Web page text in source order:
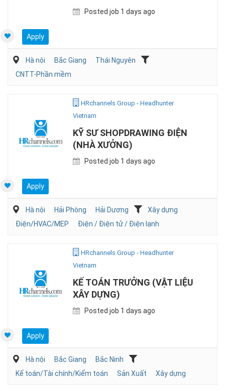
Posted job 1 days ago
Apply
Hà nội Bắc Giang
Thái Nguyên
CNTT-Phần mềm
HRchannels Group - Headhunter
Vietnam
KỸ SƯ SHOPDRAWING ĐIỆN
(NHÀ XƯỞNG)
Posted job 1 days ago
Apply
Hà nội Hải Phòng Hải Dương
Xây dựng
Điện/HVAC/MEP
Điện / Điện tử / Điện lạnh
HRchannels Group - Headhunter
Vietnam
KẾ TOÁN TRƯỞNG (VẬT LIỆU
XÂY DỰNG)
Posted job 1 days ago
Apply
Hà nội Bắc Giang
Bắc Ninh
Kế toán/Tài chính/Kiểm toán
Sản Xuất Xây dựng